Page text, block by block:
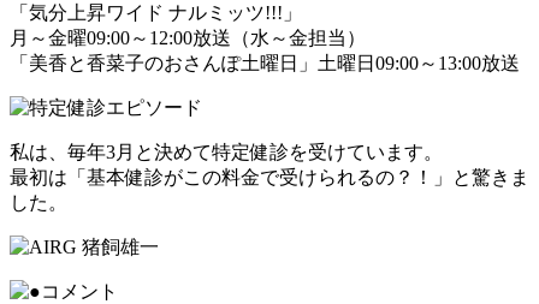
「気分上昇ワイド ナルミッツ!!!」
月～金曜09:00～12:00放送（水～金担当）
「美香と香菜子のおさんぽ土曜日」土曜日09:00～13:00放送
私は、毎年3月と決めて特定健診を受けています。
最初は「基本健診がこの料金で受けられるの？！」と驚きま
した。